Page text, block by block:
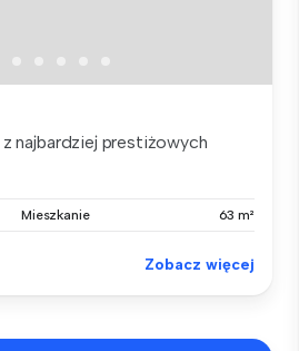
najbardziej prestiżowych
Mieszkanie 63 m²
Zobacz więcej